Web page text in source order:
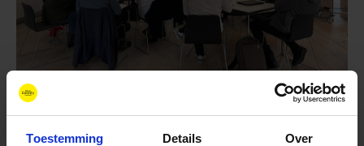
Toestemming Details Over